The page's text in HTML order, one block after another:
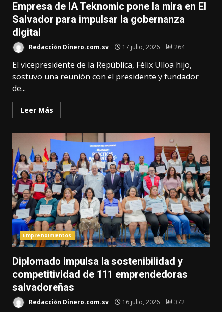
Empresa de IA Teknomic pone la mira en El
Salvador para impulsar la gobernanza
digital
Redacción Dinero.com.sv 17 julio, 2026 264
El vicepresidente de la República, Félix Ulloa hijo,
sostuvo una reunión con el presidente y fundador
de...
Leer Más
Emprendimientos
Diplomado impulsa la sostenibilidad y
competitividad de 111 emprendedoras
salvadoreñas
Redacción Dinero.com.sv 16 julio, 2026 372